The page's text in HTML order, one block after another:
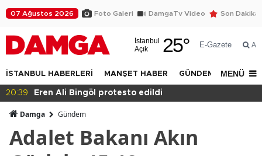
07 Ağustos 2026 Foto Galeri DamgaTv Video Son Dakika
İstanbul
Açık
25° E-Gazete Ara
İSTANBUL HABERLERİ MANŞET HABER GÜNDEM DÜNYA
MENÜ
20:36 Eğitimde haksızlık!
Damga Gündem
Adalet Bakanı Akın